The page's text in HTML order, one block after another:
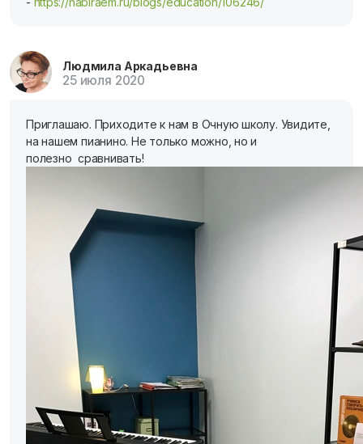
Людмила Аркадьевна
25 июля 2020
Приглашаю. Приходите к нам в Очную школу. Увидите,
на нашем пианино. Не только можно, но и
полезно сравнивать!